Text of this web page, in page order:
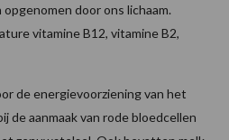
door ons lichaam.
vitamine B12, vitamine B2,
de energievoorziening van het
de aanmaak van rode bloedcellen